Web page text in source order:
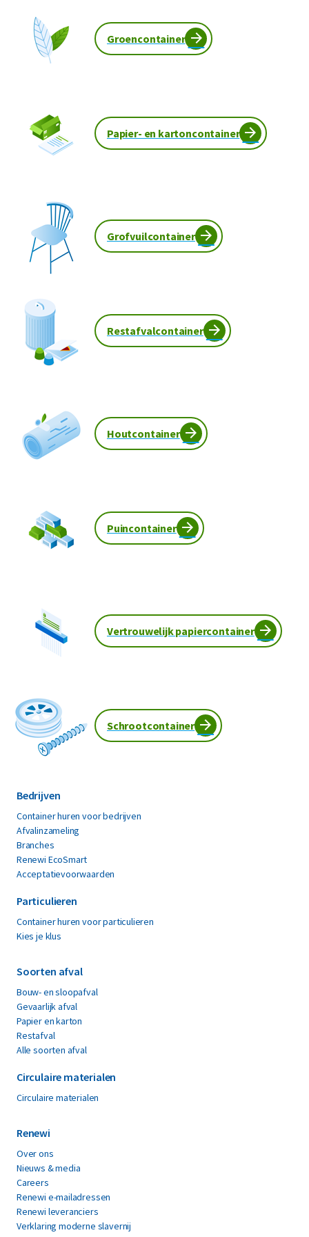
Groencontainer
Papier- en kartoncontainer
Grofvuilcontainer
Restafvalcontainer
Houtcontainer
Puincontainer
Vertrouwelijk papiercontainer
Schrootcontainer
Bedrijven
Container huren voor bedrijven
Afvalinzameling
Branches
Renewi EcoSmart
Acceptatievoorwaarden
Particulieren
Container huren voor particulieren
Kies je klus
Soorten afval
Bouw- en sloopafval
Gevaarlijk afval
Papier en karton
Restafval
Alle soorten afval
Circulaire materialen
Circulaire materialen
Renewi
Over ons
Nieuws & media
Careers
Renewi e-mailadressen
Renewi leveranciers
Verklaring moderne slavernij